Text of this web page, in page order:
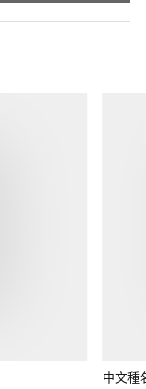
中文種